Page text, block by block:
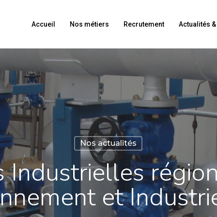
Accueil Nos métiers Recrutement Actualités
Nos actualités
Industrielles
et